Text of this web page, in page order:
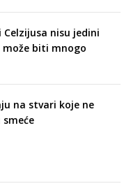
nisu jedini
biti mnogo
na stvari koje ne